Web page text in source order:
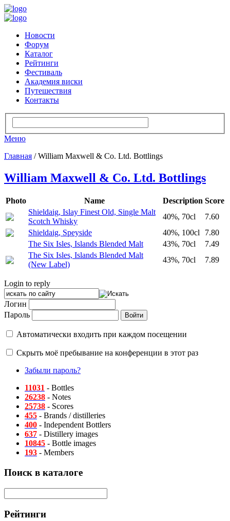
Новости
Форум
Каталог
Рейтинги
Фестиваль
Академия виски
Путешествия
Контакты
Меню
Главная / William Maxwell & Co. Ltd. Bottlings
William Maxwell & Co. Ltd. Bottlings
Photo Name Description Score
Shieldaig, Islay Finest Old, Single Malt
Scotch Whisky
40%, 70cl
7.60
Shieldaig, Speyside
40%, 100cl
7.80
The Six Isles, Islands Blended Malt
43%, 70cl
7.49
The Six Isles, Islands Blended Malt
(New Label)
43%, 70cl 7.89
Login to reply
Логин
Пароль
Автоматически входить при каждом посещении
Скрыть моё пребывание на конференции в этот раз
Забыли пароль?
11031 - Bottles
26238 - Notes
25738 - Scores
455 - Brands / distilleries
400 - Independent Bottlers
637 - Distillery images
10845 - Bottle images
193 - Members
Поиск в каталоге
Рейтинги